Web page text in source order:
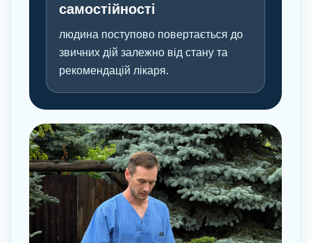
самостійності
людина поступово повертається до
звичних дій залежно від стану та
рекомендацій лікаря.